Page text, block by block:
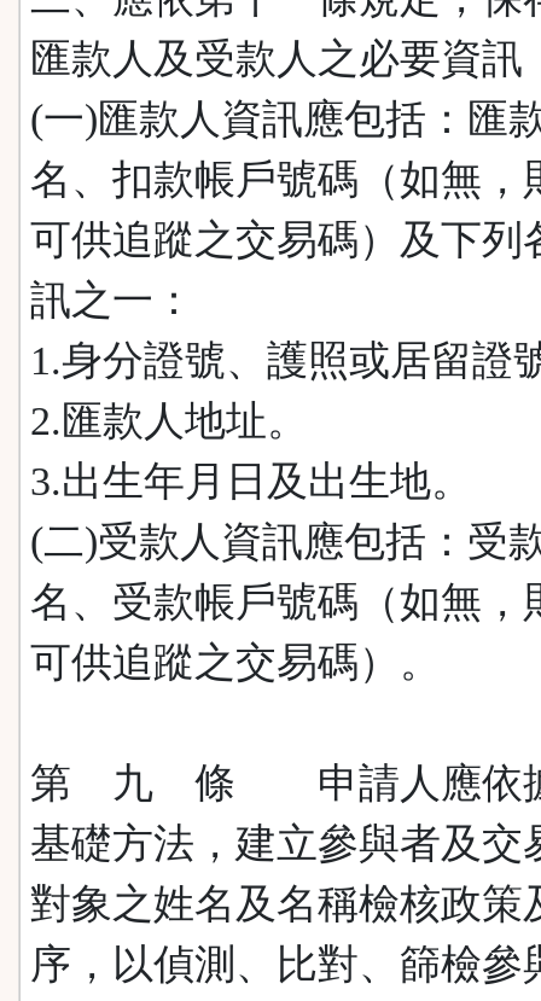
匯款人及受款人之必要資訊
(一)匯款人資訊應包括：匯
名、扣款帳戶號碼（如無，
可供追蹤之交易碼）及下列
訊之一：
1.身分證號、護照或居留證
2.匯款人地址。
3.出生年月日及出生地。
(二)受款人資訊應包括：受
名、受款帳戶號碼（如無，
可供追蹤之交易碼）。
第 九 條 申請人應依
基礎方法，建立參與者及交
對象之姓名及名稱檢核政策
序，以偵測、比對、篩檢參